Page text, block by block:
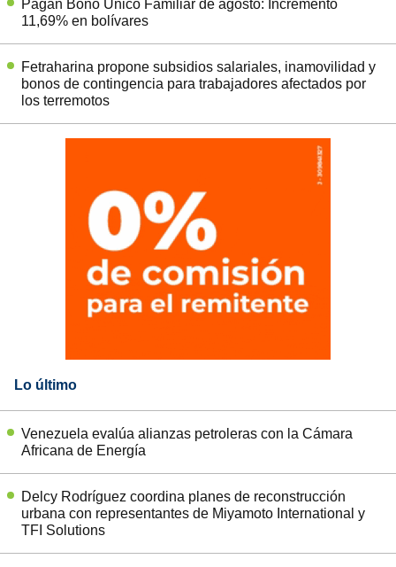
Pagan Bono Único Familiar de agosto: Incrementó
11,69% en bolívares
Fetraharina propone subsidios salariales, inamovilidad y
bonos de contingencia para trabajadores afectados por
los terremotos
Lo último
Venezuela evalúa alianzas petroleras con la Cámara
Africana de Energía
Delcy Rodríguez coordina planes de reconstrucción
urbana con representantes de Miyamoto International y
TFI Solutions